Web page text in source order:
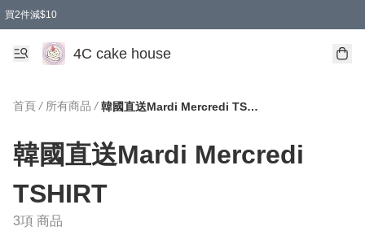
買2件減$10
任選兩件減$10
買兩盒減$10
買兩件減$10
買2件減$10
4C cake house
首頁 / 所有商品 / 韓國直送Mardi Mercredi TSHIRT
韓國直送Mardi Mercredi
TSHIRT
3項 商品